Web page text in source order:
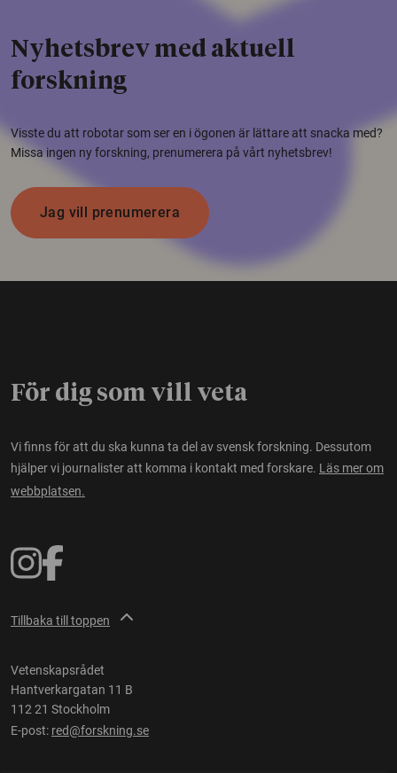
Nyhetsbrev med aktuell
forskning
Visste du att robotar som ser en i ögonen är lättare att snacka med?
Missa ingen ny forskning, prenumerera på vårt nyhetsbrev!
Jag vill prenumerera
För dig som vill veta
Vi finns för att du ska kunna ta del av svensk forskning. Dessutom
hjälper vi journalister att komma i kontakt med forskare. Läs mer om
webbplatsen.
Tillbaka till toppen
Vetenskapsrådet
Hantverkargatan 11 B
112 21 Stockholm
E-post: red@forskning.se